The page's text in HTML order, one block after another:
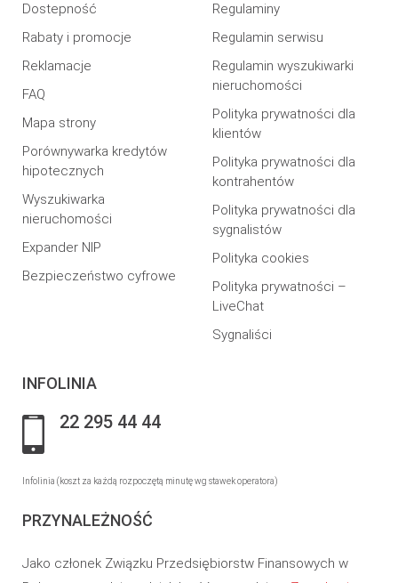
Dostepność
Rabaty i promocje
Reklamacje
FAQ
Mapa strony
Porównywarka kredytów
hipotecznych
Wyszukiwarka
nieruchomości
Expander NIP
Bezpieczeństwo cyfrowe
Regulaminy
Regulamin serwisu
Regulamin wyszukiwarki
nieruchomości
Polityka prywatności dla
klientów
Polityka prywatności dla
kontrahentów
Polityka prywatności dla
sygnalistów
Polityka cookies
Polityka prywatności –
LiveChat
Sygnaliści
INFOLINIA
22 295 44 44
Infolinia (koszt za każdą rozpoczętą minutę wg stawek operatora)
PRZYNALEŻNOŚĆ
Jako członek Związku Przedsiębiorstw Finansowych w